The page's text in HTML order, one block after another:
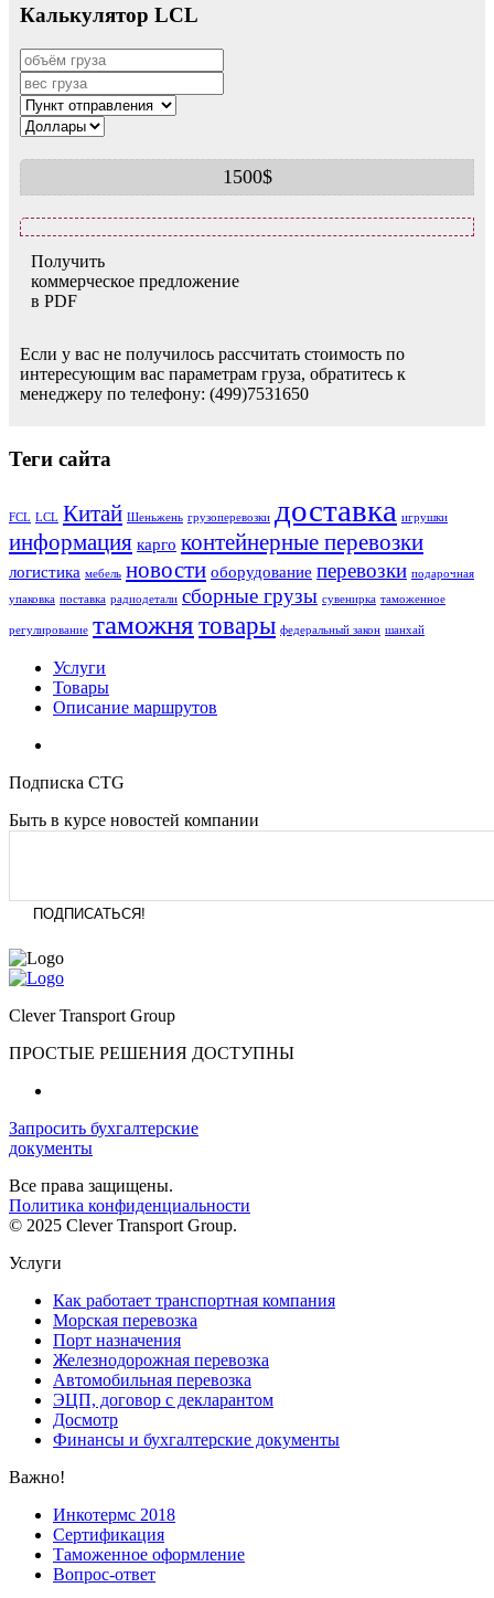
Калькулятор LCL
1500$
Получить
коммерческое предложение
в PDF
Если у вас не получилось рассчитать стоимость по
интересующим вас параметрам груза, обратитесь к
менеджеру по телефону: (499)7531650
Теги сайта
FCL LCL Китай Шеньжень грузоперевозки доставка игрушки
информация карго контейнерные перевозки
логистика мебель новости оборудование перевозки подарочная
упаковка поставка радиодетали сборные грузы сувенирка таможенное
регулирование таможнятовары федеральный закон шанхай
Услуги
Товары
Описание маршрутов
Подписка CTG
Быть в курсе новостей компании
Clever Transport Group
ПРОСТЫЕ РЕШЕНИЯ ДОСТУПНЫ
Запросить бухгалтерские
документы
Все права защищены.
Политика конфиденциальности
© 2025 Clever Transport Group.
Услуги
Как работает транспортная компания
Морская перевозка
Порт назначения
Железнодорожная перевозка
Автомобильная перевозка
ЭЦП, договор с декларантом
Досмотр
Финансы и бухгалтерские документы
Важно!
Инкотермс 2018
Сертификация
Таможенное оформление
Вопрос-ответ